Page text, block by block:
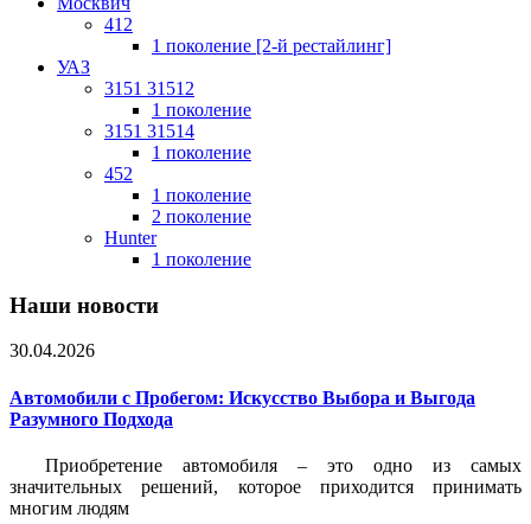
412
1 поколение [2-й рестайлинг]
УАЗ
3151 31512
1 поколение
3151 31514
1 поколение
452
1 поколение
2 поколение
Hunter
1 поколение
Наши новости
30.04.2026
Автомобили с Пробегом: Искусство Выбора и Выгода
Разумного Подхода
Приобретение автомобиля – это одно из самых
значительных решений, которое приходится принимать
многим людям